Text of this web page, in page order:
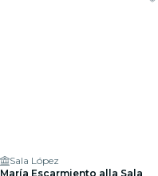
Sala López
María Escarmiento alla Sala